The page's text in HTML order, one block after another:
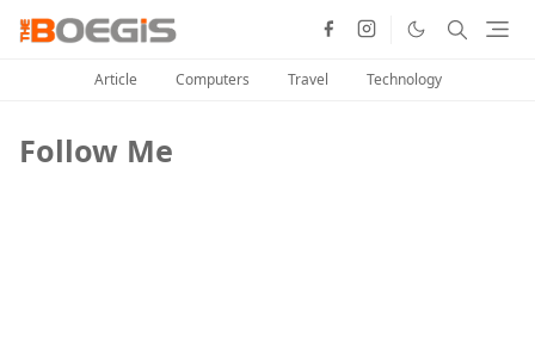
Article Computers Travel Technology
Follow Me